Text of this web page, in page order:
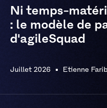
Ni temps-
: le modèle de
d'agileSquad
Juillet 2026 Etienne